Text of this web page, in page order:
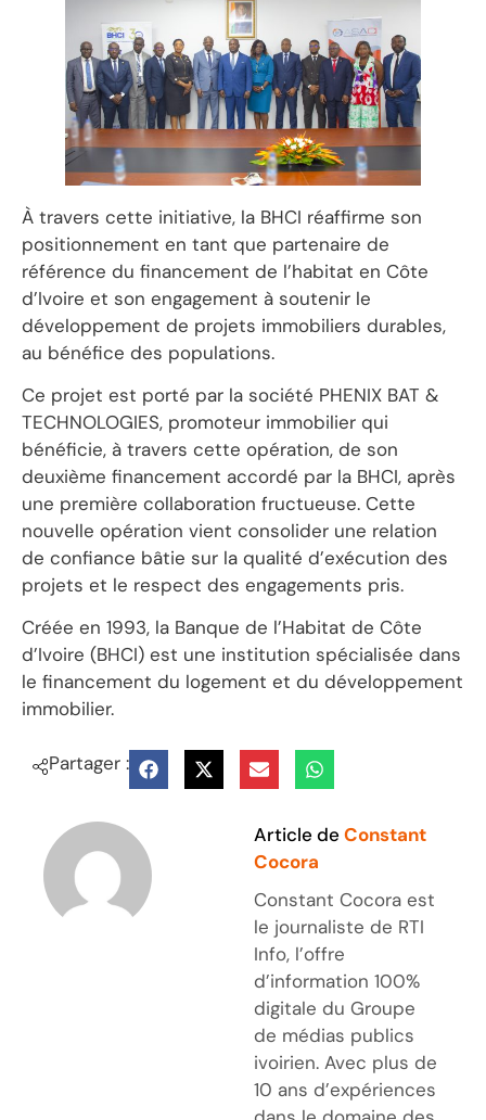
À travers cette initiative, la BHCI réaffirme son
positionnement en tant que partenaire de
référence du financement de l’habitat en Côte
d’Ivoire et son engagement à soutenir le
développement de projets immobiliers durables,
au bénéfice des populations.
Ce projet est porté par la société PHENIX BAT &
TECHNOLOGIES, promoteur immobilier qui
bénéficie, à travers cette opération, de son
deuxième financement accordé par la BHCI, après
une première collaboration fructueuse. Cette
nouvelle opération vient consolider une relation
de confiance bâtie sur la qualité d’exécution des
projets et le respect des engagements pris.
Créée en 1993, la Banque de l’Habitat de Côte
d’Ivoire (BHCI) est une institution spécialisée dans
le financement du logement et du développement
immobilier.
Partager :
Article de Constant
Cocora
Constant Cocora est
le journaliste de RTI
Info, l’offre
d’information 100%
digitale du Groupe
de médias publics
ivoirien. Avec plus de
10 ans d’expériences